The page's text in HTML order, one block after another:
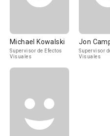
Michael Kowalski
Supervisor de Efectos
Visuales
Jon
Supervisor
Visuales